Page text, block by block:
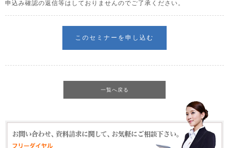
申込み確認の返信等はしておりませんのでご了承ください。
一覧へ戻る